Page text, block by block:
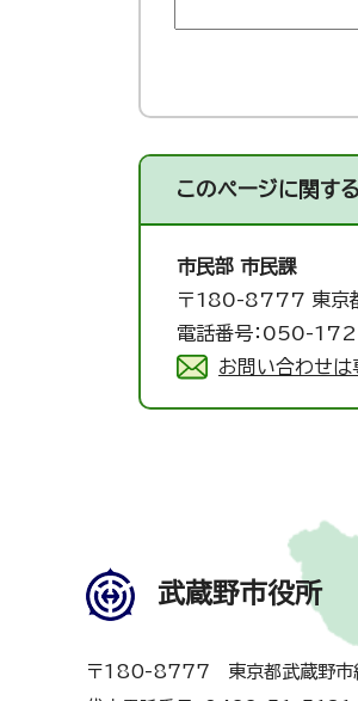
このページに関する
市民部 市民課
〒180-8777 東京
電話番号：050-
お問い合わせは
武蔵野市役所
〒180-8777 東京都武蔵野